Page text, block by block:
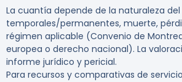
La cuantía depende de la naturaleza
temporales/permanentes, muerte,
régimen aplicable (Convenio de
europea o derecho nacional). La
informe jurídico y pericial.
Para recursos y comparativas de